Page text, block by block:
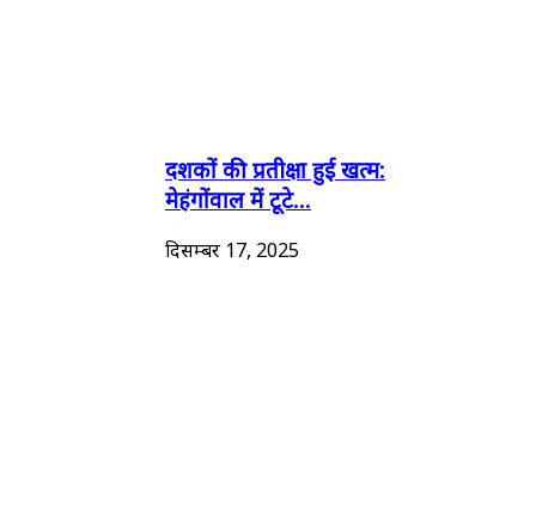
दशकों की प्रतीक्षा हुई खत्म:
मेहंगोंवाल में टूटे...
दिसम्बर 17, 2025